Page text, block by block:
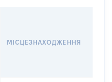
МІСЦЕЗНАХОДЖЕННЯ